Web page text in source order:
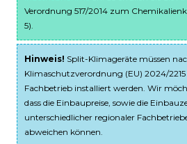
Verordnung 517/2014 zum
5).
Hinweis! Split-Klimageräte müssen
Klimaschutzverordnung (EU) 2024/
Fachbetrieb installiert werden. Wir
dass die Einbaupreise, sowie die
unterschiedlicher regionaler
abweichen können.